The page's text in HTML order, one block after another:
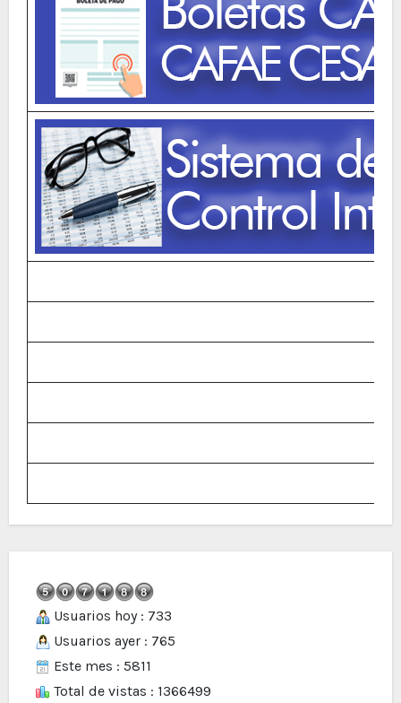
Usuarios hoy : 733
Usuarios ayer : 765
Este mes : 5811
Total de vistas : 1366499